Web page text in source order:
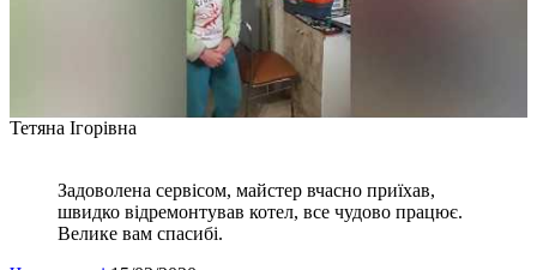
Тетяна Ігорівна
Задоволена сервісом, майстер вчасно приїхав,
швидко відремонтував котел, все чудово працює.
Велике вам спасибі.